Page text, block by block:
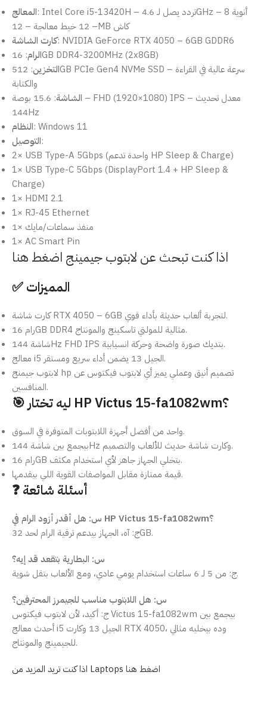
المعالج: Intel Core i5-13420H – تردد يصل لـ 4.6GHz – 8 أنوية
– 12 خيط معالجة – 12MB كاش
كارت الشاشة: NVIDIA GeForce RTX 4050 – 6GB GDDR6
الرام: 16GB DDR4-3200MHz (2x8GB)
التخزين : 512GB PCIe Gen4 NVMe SSD – سرعة عالية في القراءة
والكتابة
الشاشة
: 15.6 بوصة – FHD (1920×1080) IPS – معدل تحديث
144Hz
النظام: Windows 11
التوصيل:
2× USB Type-A 5Gbps (واحدة تدعم HP Sleep & Charge)
1× USB Type-C 5Gbps (DisplayPort 1.4 + HP Sleep &
Charge)
1× HDMI 2.1
1× RJ-45 Ethernet
1× منفذ سماعات/مايك
1× AC Smart Pin
✅ المميزات
كارت شاشة RTX 4050 – 6GB لتجربة ألعاب حديثة بأداء قوي.
رام 16GB DDR4 مثالية للمولتي تاسكينج والمونتاج.
شاشة 144Hz FHD IPS بتديك صورة واضحة وحركة انسيابية.
معالج i5 الجيل 13 يضمن أداء سريع ومستقر.
لابتوب جيمنج hp تصميم أنيق وعملي يميز أي لابتوب فيكتوس عن
المنافسين.
🎯 ليه تختار HP Victus 15-fa1082wm؟
واحد من أفضل أجهزة اللابتوبات المتوفرة في السوق.
بيجمع بين شاشة 144Hz وكارت شاشة حديث للألعاب والتصميم.
رام 16GB بتخلي الجهاز جاهز لأي استخدام مكثف.
قيمة ممتازة مقابل المواصفات القوية اللي بيقدمها.
❓ أسئلة شائعة
س: هل أقدر أزود الرام في HP Victus 15-fa1082wm؟
ج: آه، الجهاز بيدعم ترقية الرام لحد 32GB.
س: البطارية بتقعد قد إيه؟
ج: من 5 لـ 6 ساعات استخدام يومي عادي، ومع الألعاب بتقل شوية.
س: هل اللابتوب مناسب للجيمرز المحترفين؟
ج: أكيد، لأن لابتوب فيكتوس Victus 15-fa1082wm بيجمع بين
أحدث معالج i5 الجيل 13 وكارت RTX 4050، وده بيخليه مثالي
للجيمينج والمونتاج.